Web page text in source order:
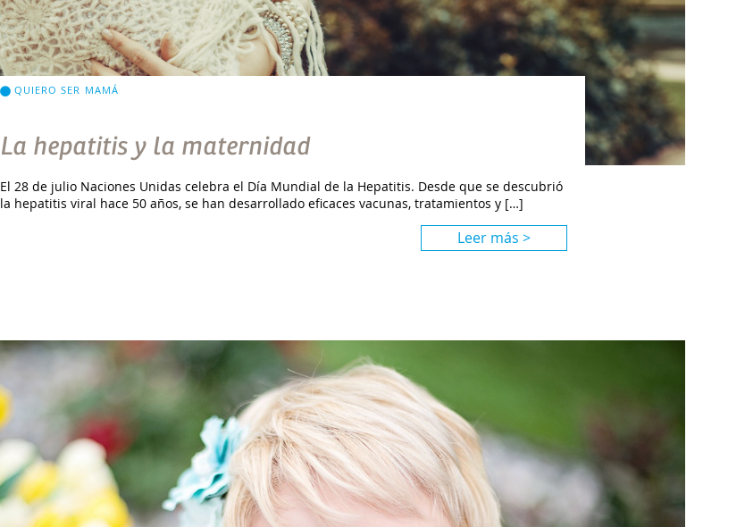
QUIERO SER MAMÁ
La hepatitis y la maternidad
El 28 de julio Naciones Unidas celebra el Día Mundial de la Hepatitis. Desde que se descubrió
la hepatitis viral hace 50 años, se han desarrollado eficaces vacunas, tratamientos y […]
Leer más >